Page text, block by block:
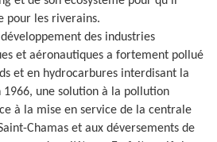
pour les riverains.
des industries
et aéronautiques a fortement pollué
et en hydrocarbures interdisant la
1966, une solution à la pollution
à la mise en service de la centrale
Chamas et aux déversements de